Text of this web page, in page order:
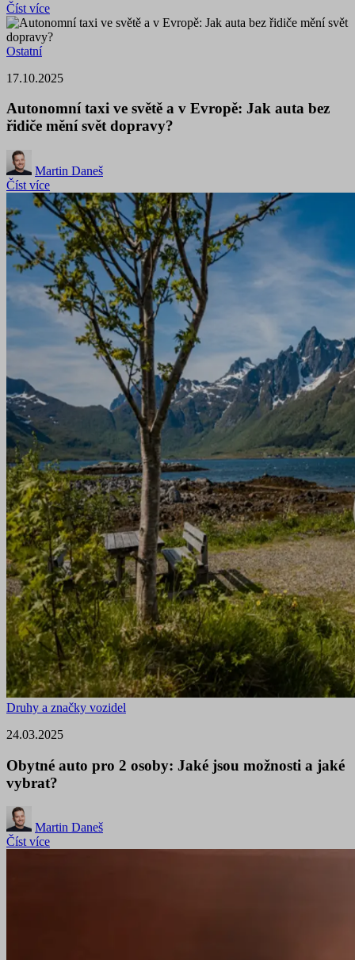
Číst více
Ostatní
17.10.2025
Autonomní taxi ve světě a v Evropě: Jak auta bez
řidiče mění svět dopravy?
Martin Daneš
Číst více
Druhy a značky vozidel
24.03.2025
Obytné auto pro 2 osoby: Jaké jsou možnosti a jaké
vybrat?
Martin Daneš
Číst více